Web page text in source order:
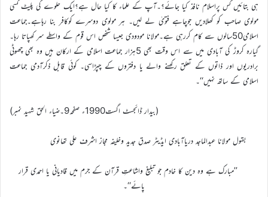
ہی بتائیں کس پراسلام نافذ کیا جائے؟۔آپ کے علماء کا کیا حال ہے؟ایک حلوے کی پلیٹ کسی
مولوی صاحب کو کھلادیں جوچاہے فتویٰ لے لیں۔ ہر مولوی دوسرے کوکافر بنا رہاہے۔جماعت
اسلامی50سالوں سے کام کررہی ہے۔مولانا مودودی جیسا شخص اس قوم کے واسطے سر کھپاتا رہا۔
گیارہ کروڑ کی آبادی میں سے اس وقت بھی 5ہزار جماعت اسلامی کے ارکان ہیں وہ بھی چھوٹی
برادریوں اور ذاتوں کے تعلق رکھنے والے یا دفتروں کے چپڑاسی۔ کوئی قابل ذکرآدمی جماعت
اسلامی کے ساتھ نہیں‘‘۔
(بیدار ڈائجسٹ اگست1990ء صفحہ9۔ضیاء الحق شہید نمبر)
بقول مولانا عبدالماجد دریاآبادی ایڈیٹر صدق جدید وخلیفہ مجاز اشرف علی تھانوی
’’مبارک ہے وہ دین کا خادم جو تبلیغ واشاعتِ قرآن کے جرم میں قادیانی یا احمدی قرار
پائے‘‘۔